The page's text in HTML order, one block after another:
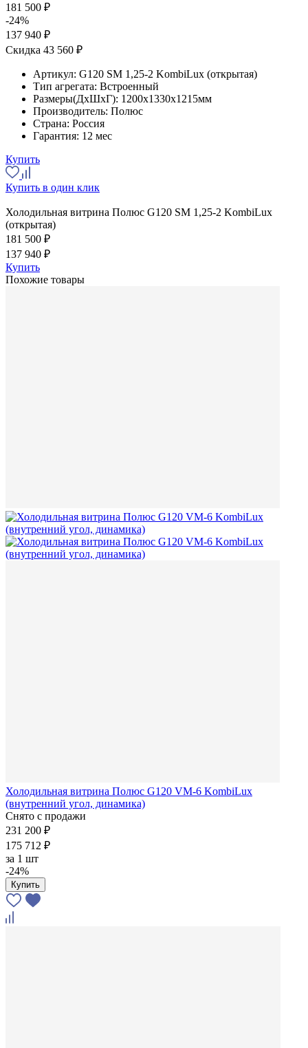
181 500 ₽
-24%
137 940 ₽
Скидка 43 560 ₽
Артикул: G120 SM 1,25-2 KombiLux (открытая)
Тип агрегата: Встроенный
Размеры(ДхШхГ): 1200x1330x1215мм
Производитель: Полюс
Страна: Россия
Гарантия: 12 мес
Купить
Купить в один клик
Холодильная витрина Полюс G120 SM 1,25-2 KombiLux
(открытая)
181 500 ₽
137 940 ₽
Купить
Похожие товары
Холодильная витрина Полюс G120 VM-6 KombiLux
(внутренний угол, динамика)
Снято с продажи
231 200 ₽
175 712 ₽
за 1 шт
-24%
Купить